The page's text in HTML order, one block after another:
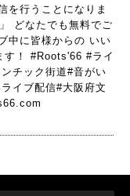
を行うことになりま
どなたでも無料でご
中に皆様からの いい
す！ #Roots'66 #ライ
チック街道#音がい
イブ配信#大阪府文